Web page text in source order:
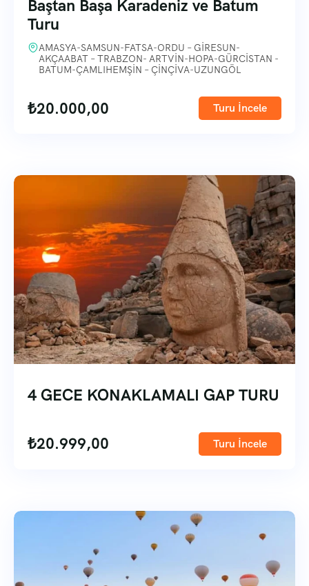
Baştan Başa Karadeniz ve Batum
Turu
AMASYA-SAMSUN-FATSA-ORDU – GİRESUN-
AKÇAABAT – TRABZON- ARTVİN-HOPA-GÜRCİSTAN -
BATUM-ÇAMLIHEMŞİN – ÇİNÇİVA-UZUNGÖL
₺20.000,00 Turu İncele
4 GECE KONAKLAMALI GAP TURU
₺20.999,00 Turu İncele